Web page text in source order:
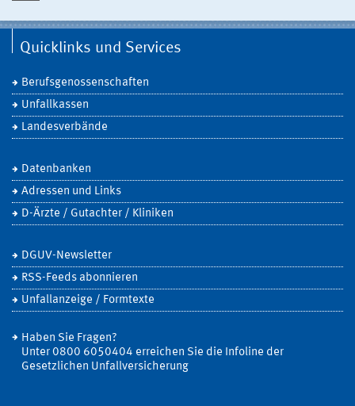
Quicklinks und Services
Berufsgenossenschaften
Unfallkassen
Landesverbände
Datenbanken
Adressen und Links
D-Ärzte / Gutachter / Kliniken
DGUV-Newsletter
RSS-Feeds abonnieren
Unfallanzeige / Formtexte
Haben Sie Fragen?
Unter 0800 6050404 erreichen Sie die Infoline der
Gesetzlichen Unfallversicherung